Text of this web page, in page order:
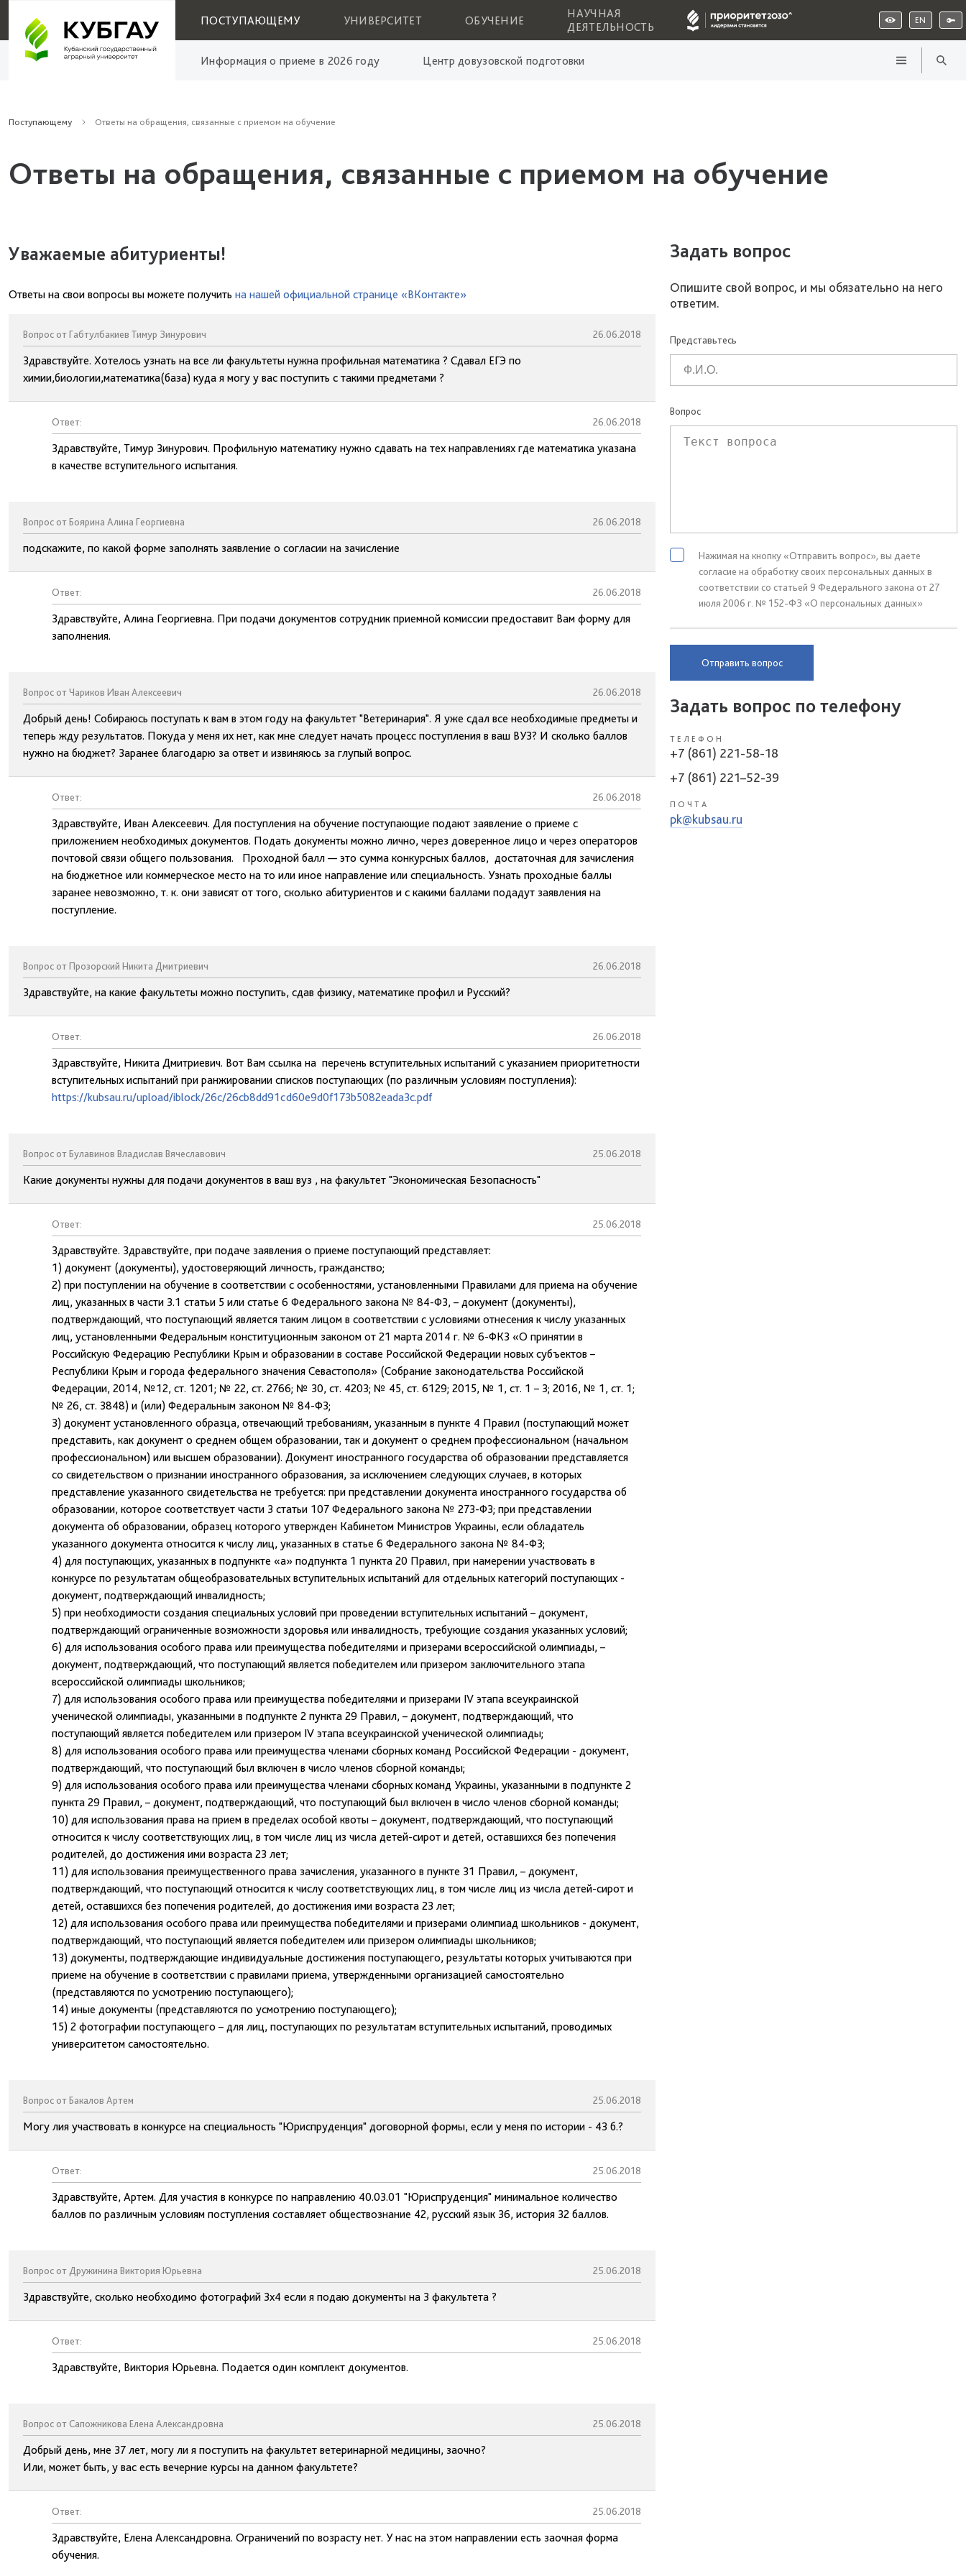
ПОСТУПАЮЩЕМУ УНИВЕРСИТЕТ ОБУЧЕНИЕ
НАУЧНАЯ
ДЕЯТЕЛЬНОСТЬ
EN
Информация о приеме в 2026 году Центр довузовской подготовки
Поступающему Ответы на обращения, связанные с приемом на обучение
Ответы на обращения, связанные с приемом на обучение
Уважаемые абитуриенты!
Ответы на свои вопросы вы можете получить на нашей официальной странице «ВКонтакте»
Вопрос от Габтулбакиев Тимур Зинурович 26.06.2018
Здравствуйте. Хотелось узнать на все ли факультеты нужна профильная математика ? Cдавал ЕГЭ по
химии,биологии,математика(база) куда я могу у вас поступить с такими предметами ?
Ответ: 26.06.2018
Здравствуйте, Тимур Зинурович. Профильную математику нужно сдавать на тех направлениях где математика указана
в качестве вступительного испытания.
Вопрос от Боярина Алина Георгиевна 26.06.2018
подскажите, по какой форме заполнять заявление о согласии на зачисление
Ответ: 26.06.2018
Здравствуйте, Алина Георгиевна. При подачи документов сотрудник приемной комиссии предоставит Вам форму для
заполнения.
Вопрос от Чариков Иван Алексеевич 26.06.2018
Добрый день! Собираюсь поступать к вам в этом году на факультет "Ветеринария". Я уже сдал все необходимые предметы и
теперь жду результатов. Покуда у меня их нет, как мне следует начать процесс поступления в ваш ВУЗ? И сколько баллов
нужно на бюджет? Заранее благодарю за ответ и извиняюсь за глупый вопрос.
Ответ: 26.06.2018
Здравствуйте, Иван Алексеевич. Для поступления на обучение поступающие подают заявление о приеме с
приложением необходимых документов. Подать документы можно лично, через доверенное лицо и через операторов
почтовой связи общего пользования. Проходной балл — это сумма конкурсных баллов, достаточная для зачисления
на бюджетное или коммерческое место на то или иное направление или специальность. Узнать проходные баллы
заранее невозможно, т. к. они зависят от того, сколько абитуриентов и с какими баллами подадут заявления на
поступление.
Вопрос от Прозорский Никита Дмитриевич 26.06.2018
Здравствуйте, на какие факультеты можно поступить, сдав физику, математике профил и Русский?
Ответ: 26.06.2018
Здравствуйте, Никита Дмитриевич. Вот Вам ссылка на перечень вступительных испытаний с указанием приоритетности
вступительных испытаний при ранжировании списков поступающих (по различным условиям поступления):
https://kubsau.ru/upload/iblock/26c/26cb8dd91cd60e9d0f173b5082eada3c.pdf
Вопрос от Булавинов Владислав Вячеславович 25.06.2018
Какие документы нужны для подачи документов в ваш вуз , на факультет "Экономическая Безопасность"
Ответ: 25.06.2018
Здравствуйте. Здравствуйте, при подаче заявления о приеме поступающий представляет:
1) документ (документы), удостоверяющий личность, гражданство;
2) при поступлении на обучение в соответствии с особенностями, установленными Правилами для приема на обучение
лиц, указанных в части 3.1 статьи 5 или статье 6 Федерального закона № 84-ФЗ, – документ (документы),
подтверждающий, что поступающий является таким лицом в соответствии с условиями отнесения к числу указанных
лиц, установленными Федеральным конституционным законом от 21 марта 2014 г. № 6-ФКЗ «О принятии в
Российскую Федерацию Республики Крым и образовании в составе Российской Федерации новых субъектов –
Республики Крым и города федерального значения Севастополя» (Собрание законодательства Российской
Федерации, 2014, №12, ст. 1201; № 22, ст. 2766; № 30, ст. 4203; № 45, ст. 6129; 2015, № 1, ст. 1 – 3; 2016, № 1, ст. 1;
№ 26, ст. 3848) и (или) Федеральным законом № 84-ФЗ;
3) документ установленного образца, отвечающий требованиям, указанным в пункте 4 Правил (поступающий может
представить, как документ о среднем общем образовании, так и документ о среднем профессиональном (начальном
профессиональном) или высшем образовании). Документ иностранного государства об образовании представляется
со свидетельством о признании иностранного образования, за исключением следующих случаев, в которых
представление указанного свидетельства не требуется: при представлении документа иностранного государства об
образовании, которое соответствует части 3 статьи 107 Федерального закона № 273-ФЗ; при представлении
документа об образовании, образец которого утвержден Кабинетом Министров Украины, если обладатель
указанного документа относится к числу лиц, указанных в статье 6 Федерального закона № 84-ФЗ;
4) для поступающих, указанных в подпункте «а» подпункта 1 пункта 20 Правил, при намерении участвовать в
конкурсе по результатам общеобразовательных вступительных испытаний для отдельных категорий поступающих -
документ, подтверждающий инвалидность;
5) при необходимости создания специальных условий при проведении вступительных испытаний – документ,
подтверждающий ограниченные возможности здоровья или инвалидность, требующие создания указанных условий;
6) для использования особого права или преимущества победителями и призерами всероссийской олимпиады, –
документ, подтверждающий, что поступающий является победителем или призером заключительного этапа
всероссийской олимпиады школьников;
7) для использования особого права или преимущества победителями и призерами IV этапа всеукраинской
ученической олимпиады, указанными в подпункте 2 пункта 29 Правил, – документ, подтверждающий, что
поступающий является победителем или призером IV этапа всеукраинской ученической олимпиады;
8) для использования особого права или преимущества членами сборных команд Российской Федерации - документ,
подтверждающий, что поступающий был включен в число членов сборной команды;
9) для использования особого права или преимущества членами сборных команд Украины, указанными в подпункте 2
пункта 29 Правил, – документ, подтверждающий, что поступающий был включен в число членов сборной команды;
10) для использования права на прием в пределах особой квоты – документ, подтверждающий, что поступающий
относится к числу соответствующих лиц, в том числе лиц из числа детей-сирот и детей, оставшихся без попечения
родителей, до достижения ими возраста 23 лет;
11) для использования преимущественного права зачисления, указанного в пункте 31 Правил, – документ,
подтверждающий, что поступающий относится к числу соответствующих лиц, в том числе лиц из числа детей-сирот и
детей, оставшихся без попечения родителей, до достижения ими возраста 23 лет;
12) для использования особого права или преимущества победителями и призерами олимпиад школьников - документ,
подтверждающий, что поступающий является победителем или призером олимпиады школьников;
13) документы, подтверждающие индивидуальные достижения поступающего, результаты которых учитываются при
приеме на обучение в соответствии с правилами приема, утвержденными организацией самостоятельно
(представляются по усмотрению поступающего);
14) иные документы (представляются по усмотрению поступающего);
15) 2 фотографии поступающего – для лиц, поступающих по результатам вступительных испытаний, проводимых
университетом самостоятельно.
Вопрос от Бакалов Артем 25.06.2018
Могу лия участвовать в конкурсе на специальность "Юриспруденция" договорной формы, если у меня по истории - 43 б.?
Ответ: 25.06.2018
Здравствуйте, Артем. Для участия в конкурсе по направлению 40.03.01 "Юриспруденция" минимальное количество
баллов по различным условиям поступления составляет обществознание 42, русский язык 36, история 32 баллов.
Вопрос от Дружинина Виктория Юрьевна 25.06.2018
Здравствуйте, сколько необходимо фотографий 3х4 если я подаю документы на 3 факультета ?
Ответ: 25.06.2018
Здравствуйте, Виктория Юрьевна. Подается один комплект документов.
Вопрос от Сапожникова Елена Александровна 25.06.2018
Добрый день, мне 37 лет, могу ли я поступить на факультет ветеринарной медицины, заочно?
Или, может быть, у вас есть вечерние курсы на данном факультете?
Ответ: 25.06.2018
Здравствуйте, Елена Александровна. Ограничений по возрасту нет. У нас на этом направлении есть заочная форма
обучения.
Задать вопрос
Опишите свой вопрос, и мы обязательно на него
ответим.
Представьтесь
Вопрос
Нажимая на кнопку «Отправить вопрос», вы даете
согласие на обработку своих персональных данных в
соответствии со статьей 9 Федерального закона от 27
июля 2006 г. № 152-ФЗ «О персональных данных»
Отправить вопрос
Задать вопрос по телефону
ТЕЛЕФОН
+7 (861) 221-58-18
+7 (861) 221–52-39
ПОЧТА
pk@kubsau.ru